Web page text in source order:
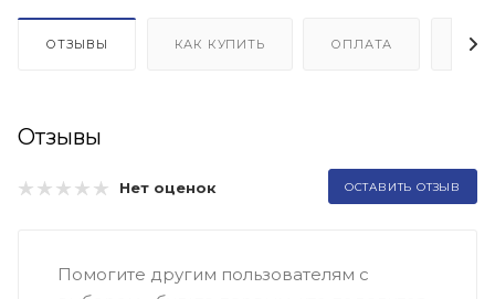
ОТЗЫВЫ КАК КУПИТЬ ОПЛАТА
Отзывы
Нет оценок ОСТАВИТЬ ОТЗЫВ
Помогите другим пользователям с